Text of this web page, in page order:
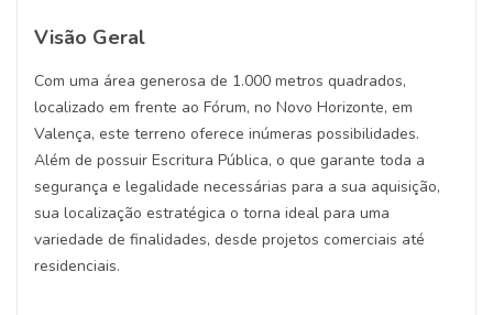
Visão Geral
Com uma área generosa de 1.000 metros quadrados,
localizado em frente ao Fórum, no Novo Horizonte, em
Valença, este terreno oferece inúmeras possibilidades.
Além de possuir Escritura Pública, o que garante toda a
segurança e legalidade necessárias para a sua aquisição,
sua localização estratégica o torna ideal para uma
variedade de finalidades, desde projetos comerciais até
residenciais.